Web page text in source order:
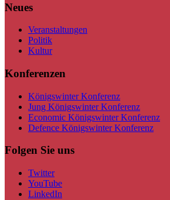
Neues
Veranstaltungen
Politik
Kultur
Konferenzen
Königswinter Konferenz
Jung Königswinter Konferenz
Economic Königswinter Konferenz
Defence Königswinter Konferenz
Folgen Sie uns
Twitter
YouTube
LinkedIn